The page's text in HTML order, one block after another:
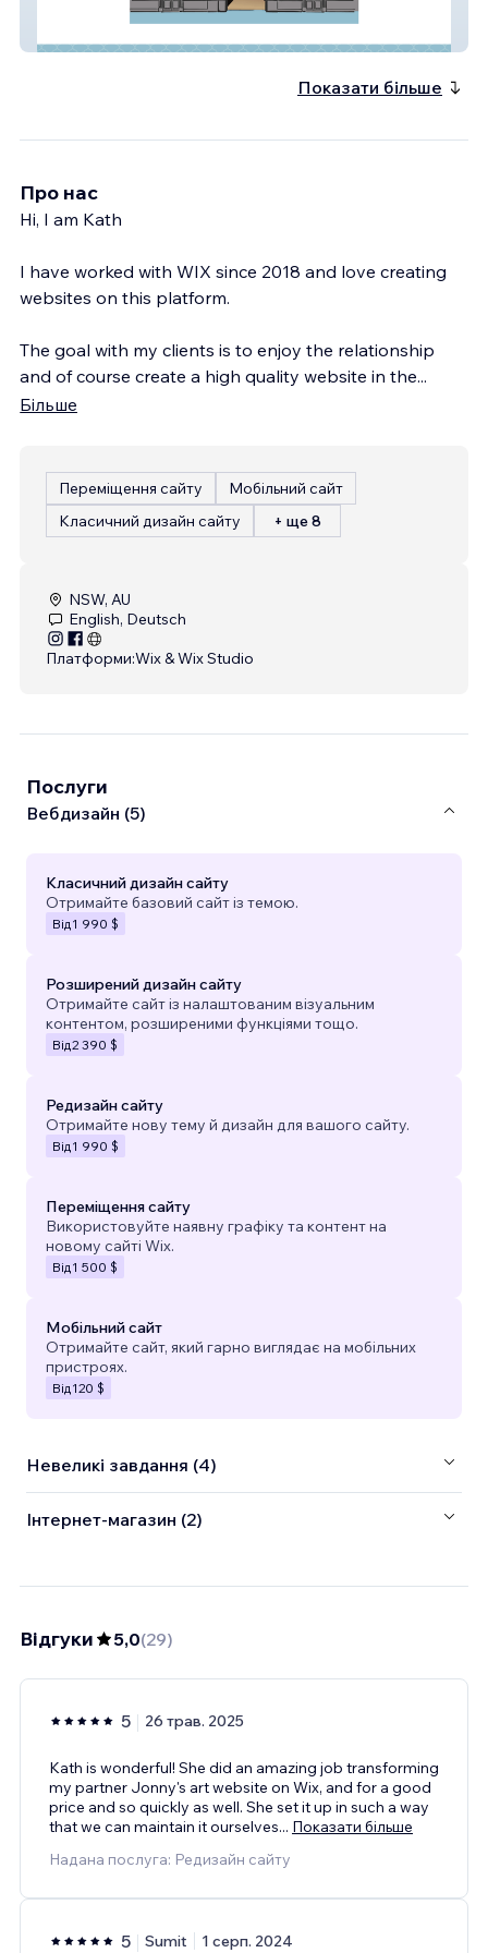
Показати більше
Про нас
Hi, I am Kath
I have worked with WIX since 2018 and love creating
websites on this platform.
The goal with my clients is to enjoy the relationship
and of course create a high quality website in the...
Більше
Переміщення сайту
Мобільний сайт
Класичний дизайн сайту
+ ще 8
NSW, AU
English, Deutsch
Платформи:Wix & Wix Studio
Послуги
Вебдизайн (5)
Класичний дизайн сайту
Отримайте базовий сайт із темою.
Від 1 990 $
Розширений дизайн сайту
Отримайте сайт із налаштованим візуальним
контентом, розширеними функціями тощо.
Від2 390 $
Редизайн сайту
Отримайте нову тему й дизайн для вашого сайту.
Від 1 990 $
Переміщення сайту
Використовуйте наявну графіку та контент на
новому сайті Wix.
Від 1 500 $
Мобільний сайт
Отримайте сайт, який гарно виглядає на мобільних
пристроях.
Від 120 $
Невеликі завдання (4)
Інтернет-магазин (2)
Відгуки 5,0(29)
5 26 трав. 2025
Kath is wonderful! She did an amazing job transforming
my partner Jonny's art website on Wix, and for a good
price and so quickly as well. She set it up in such a way
that we can maintain it ourselves... Показати більше
Надана послуга: Редизайн сайту
5 Sumit 1 серп. 2024